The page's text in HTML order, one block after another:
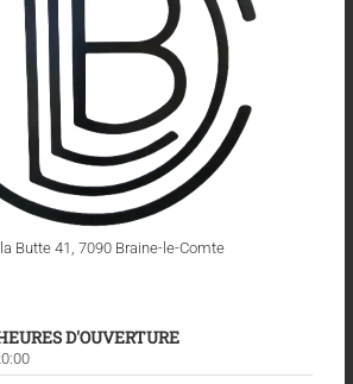
Butte 41, 7090 Braine-le-Comte
D'OUVERTURE